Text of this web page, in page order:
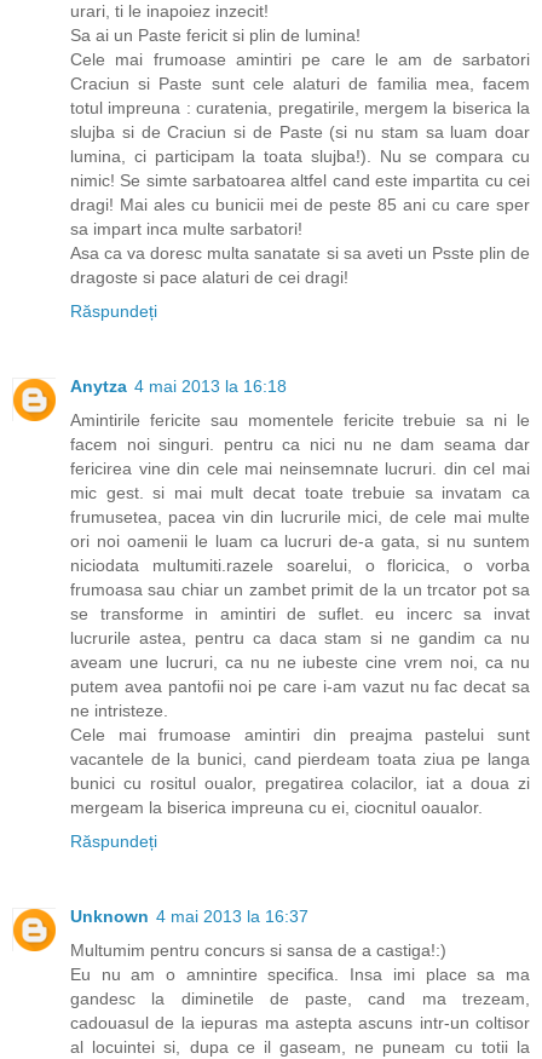
urari, ti le inapoiez inzecit!
Sa ai un Paste fericit si plin de lumina!
Cele mai frumoase amintiri pe care le am de sarbatori
Craciun si Paste sunt cele alaturi de familia mea, facem
totul impreuna : curatenia, pregatirile, mergem la biserica la
slujba si de Craciun si de Paste (si nu stam sa luam doar
lumina, ci participam la toata slujba!). Nu se compara cu
nimic! Se simte sarbatoarea altfel cand este impartita cu cei
dragi! Mai ales cu bunicii mei de peste 85 ani cu care sper
sa impart inca multe sarbatori!
Asa ca va doresc multa sanatate si sa aveti un Psste plin de
dragoste si pace alaturi de cei dragi!
Răspundeți
Anytza 4 mai 2013 la 16:18
Amintirile fericite sau momentele fericite trebuie sa ni le
facem noi singuri. pentru ca nici nu ne dam seama dar
fericirea vine din cele mai neinsemnate lucruri. din cel mai
mic gest. si mai mult decat toate trebuie sa invatam ca
frumusetea, pacea vin din lucrurile mici, de cele mai multe
ori noi oamenii le luam ca lucruri de-a gata, si nu suntem
niciodata multumiti.razele soarelui, o floricica, o vorba
frumoasa sau chiar un zambet primit de la un trcator pot sa
se transforme in amintiri de suflet. eu incerc sa invat
lucrurile astea, pentru ca daca stam si ne gandim ca nu
aveam une lucruri, ca nu ne iubeste cine vrem noi, ca nu
putem avea pantofii noi pe care i-am vazut nu fac decat sa
ne intristeze.
Cele mai frumoase amintiri din preajma pastelui sunt
vacantele de la bunici, cand pierdeam toata ziua pe langa
bunici cu rositul oualor, pregatirea colacilor, iat a doua zi
mergeam la biserica impreuna cu ei, ciocnitul oaualor.
Răspundeți
Unknown 4 mai 2013 la 16:37
Multumim pentru concurs si sansa de a castiga!:)
Eu nu am o amnintire specifica. Insa imi place sa ma
gandesc la diminetile de paste, cand ma trezeam,
cadouasul de la iepuras ma astepta ascuns intr-un coltisor
al locuintei si, dupa ce il gaseam, ne puneam cu totii la